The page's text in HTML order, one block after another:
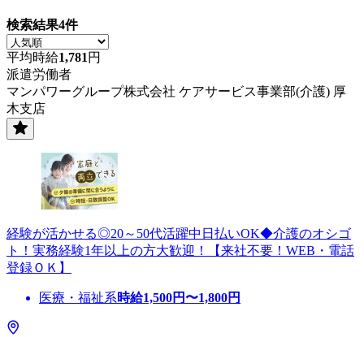
検索結果4件
平均時給1,781 円
派遣労働者
マンパワーグループ株式会社 ケアサービス事業部(介護) 厚
木支店
経験が活かせる◎20～50代活躍中日払いOK◆介護のオシゴ
ト！実務経験1年以上の方大歓迎！【来社不要！WEB・電話
登録ＯＫ】
医療・福祉系時給1,500円〜1,800円